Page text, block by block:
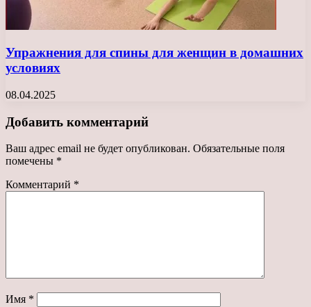
Упражнения для спины для женщин в домашних
условиях
08.04.2025
Добавить комментарий
Ваш адрес email не будет опубликован. Обязательные поля
помечены *
Комментарий *
Имя *